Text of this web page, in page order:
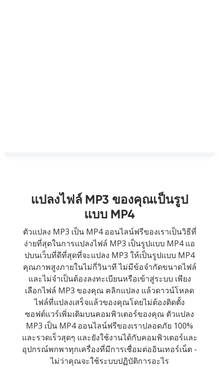
แปลงไฟล์ MP3 ของคุณเป็นรูป
แบบ MP4
ตัวแปลง MP3 เป็น MP4 ออนไลน์ฟรีของเราเป็นวิธีที่
ง่ายที่สุดในการแปลงไฟล์ MP3 เป็นรูปแบบ MP4 แอ
ปบนเว็บที่ดีที่สุดที่จะแปลง MP3 ให้เป็นรูปแบบ MP4
คุณภาพสูงภายในไม่กี่วินาที ไม่มีข้อจำกัดขนาดไฟล์
และไม่จำเป็นต้องลงทะเบียนหรือเข้าสู่ระบบ เพียง
เลือกไฟล์ MP3 ของคุณ คลิกแปลง แล้วดาวน์โหลด
ไฟล์ที่แปลงเสร็จแล้วของคุณโดยไม่ต้องติดตั้ง
ซอฟต์แวร์เพิ่มเติมบนคอมพิวเตอร์ของคุณ ตัวแปลง
MP3 เป็น MP4 ออนไลน์ฟรีของเราปลอดภัย 100%
และรวดเร็วสุดๆ และยังใช้งานได้กับคอมพิวเตอร์และ
อุปกรณ์พกพาทุกเครื่องที่มีการเชื่อมต่ออินเทอร์เน็ต -
ไม่ว่าคุณจะใช้ระบบปฏิบัติการอะไร